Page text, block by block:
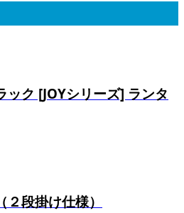
ック [JOYシリーズ] ランタ
段掛け仕様）